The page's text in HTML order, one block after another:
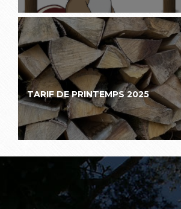
TARIF DE PRINTEMPS 2025